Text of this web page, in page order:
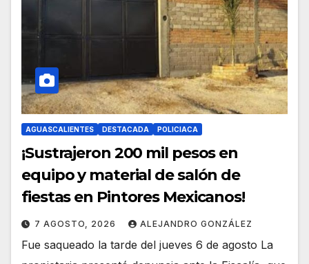
AGUASCALIENTES DESTACADA POLICIACA
¡Sustrajeron 200 mil pesos en
equipo y material de salón de
fiestas en Pintores Mexicanos!
7 AGOSTO, 2026 ALEJANDRO GONZÁLEZ
Fue saqueado la tarde del jueves 6 de agosto La